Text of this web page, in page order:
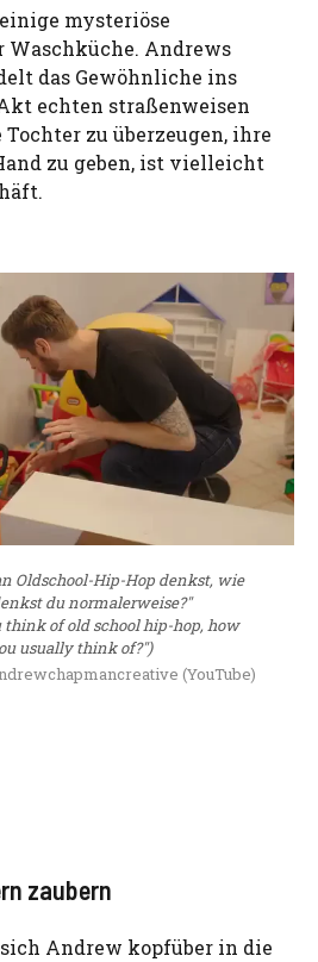
mysteriöse
Waschküche. Andrews
das Gewöhnliche ins
echten straßenweisen
Tochter zu überzeugen, ihre
zu geben, ist vielleicht
Oldschool-Hip-Hop denkst, wie
du normalerweise?"
of old school hip-hop, how
usually think of?")
(YouTube)
zaubern
Andrew kopfüber in die